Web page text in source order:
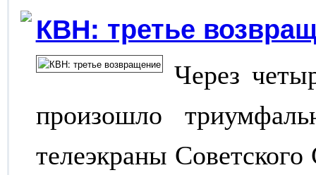
КВН: третье
Через
произошло
телеэкраны